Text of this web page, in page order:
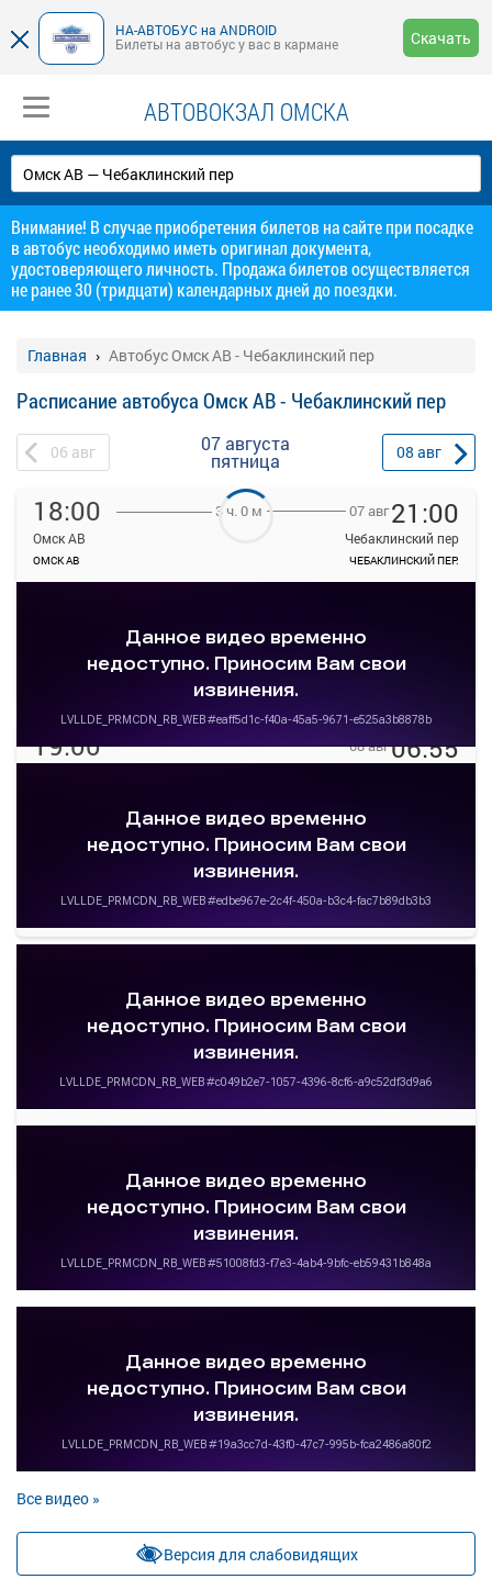
НА-АВТОБУС на ANDROID
Билеты на автобус у вас в кармане
Скачать
АВТОВОКЗАЛ ОМСКА
Внимание! В случае приобретения билетов на сайте при посадке
в автобус необходимо иметь оригинал документа,
удостоверяющего личность. Продажа билетов осуществляется
не ранее 30 (тридцати) календарных дней до поездки.
Главная Автобус Омск АВ - Чебаклинский пер
Расписание автобуса Омск АВ - Чебаклинский пер
06 авг 07 августа
пятница 08 авг
18:00
Омск АВ
ОМСК АВ
3 ч. 0 м 07 авг21:00
Чебаклинский пер
ЧЕБАКЛИНСКИЙ ПЕР.
Детали рейса
Подробнее
—
19:00 08 авг06:55
Детали рейса
Подробнее
Загрузить цену
Чебаклинский пер
ЧЕБАКЛИНСКИЙ ПЕР.
Загрузить цену
Все видео »
Версия для слабовидящих